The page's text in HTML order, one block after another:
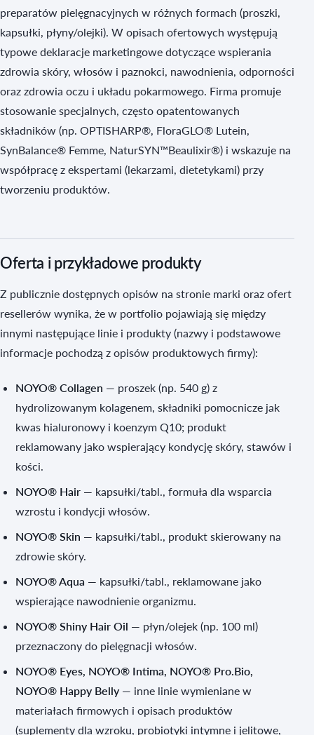
preparatów pielęgnacyjnych w różnych formach (proszki,
kapsułki, płyny/olejki). W opisach ofertowych występują
typowe deklaracje marketingowe dotyczące wspierania
zdrowia skóry, włosów i paznokci, nawodnienia, odporności
oraz zdrowia oczu i układu pokarmowego. Firma promuje
stosowanie specjalnych, często opatentowanych
składników (np. OPTISHARP®, FloraGLO® Lutein,
SynBalance® Femme, NaturSYN™Beaulixir®) i wskazuje na
współpracę z ekspertami (lekarzami, dietetykami) przy
tworzeniu produktów.
Oferta i przykładowe produkty
Z publicznie dostępnych opisów na stronie marki oraz ofert
resellerów wynika, że w portfolio pojawiają się między
innymi następujące linie i produkty (nazwy i podstawowe
informacje pochodzą z opisów produktowych firmy):
NOYO® Collagen — proszek (np. 540 g) z
hydrolizowanym kolagenem, składniki pomocnicze jak
kwas hialuronowy i koenzym Q10; produkt
reklamowany jako wspierający kondycję skóry, stawów i
kości.
NOYO® Hair — kapsułki/tabl., formuła dla wsparcia
wzrostu i kondycji włosów.
NOYO® Skin — kapsułki/tabl., produkt skierowany na
zdrowie skóry.
NOYO® Aqua — kapsułki/tabl., reklamowane jako
wspierające nawodnienie organizmu.
NOYO® Shiny Hair Oil — płyn/olejek (np. 100 ml)
przeznaczony do pielęgnacji włosów.
NOYO® Eyes, NOYO® Intima, NOYO® Pro.Bio,
NOYO® Happy Belly — inne linie wymieniane w
materiałach firmowych i opisach produktów
(suplementy dla wzroku, probiotyki intymne i jelitowe,